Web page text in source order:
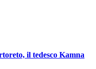
il tedesco Kamna